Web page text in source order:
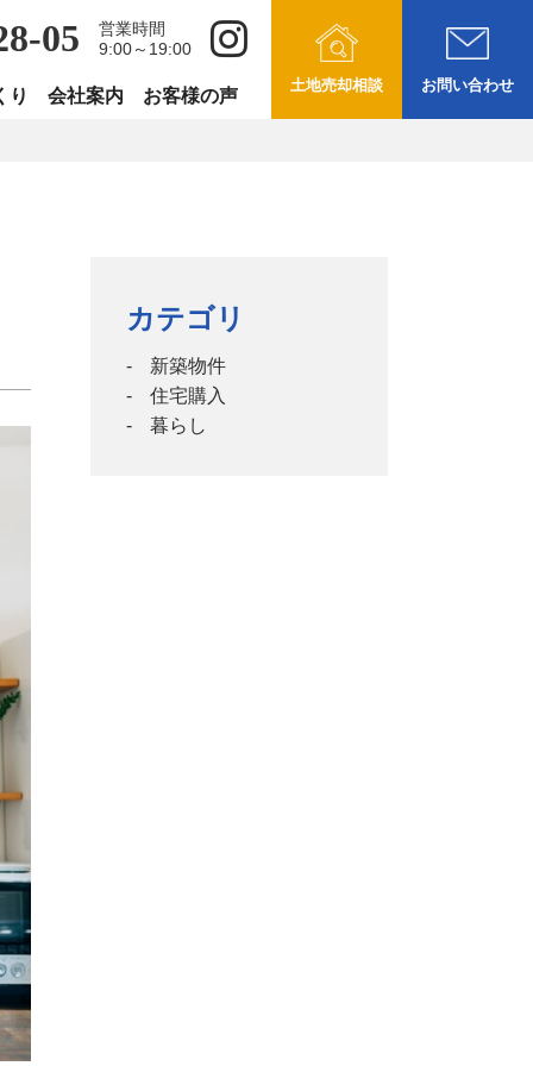
05
営業時間
9:00～19:00
り 会社案内 お客様の声
土地売却相談 お問い合わせ
カテゴリ
新築物件
住宅購入
暮らし